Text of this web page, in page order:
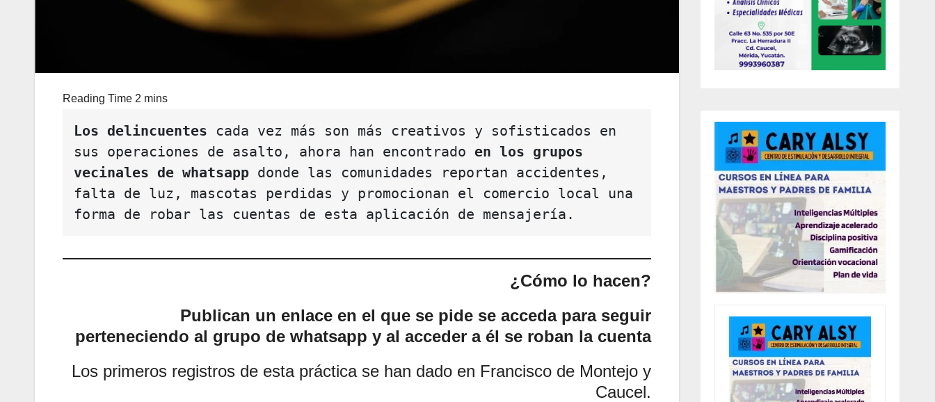
Los delincuentes cada vez más son más creativos y sofisticados en
sus operaciones de asalto, ahora han encontrado en los grupos
vecinales de whatsapp donde las comunidades reportan accidentes,
falta de luz, mascotas perdidas y promocionan el comercio local una
forma de robar las cuentas de esta aplicación de mensajería.
¿Cómo lo hacen?
Publican un enlace en el que se pide se acceda para seguir
perteneciendo al grupo de whatsapp y al acceder a él se roban la cuenta
Los primeros registros de esta práctica se han dado en Francisco de Montejo y
Caucel.